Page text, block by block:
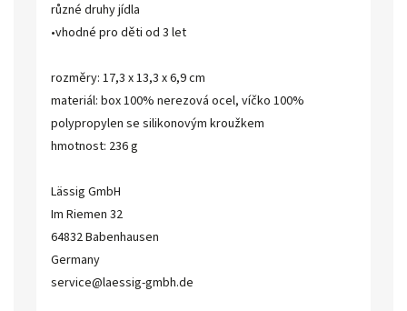
různé druhy jídla
•vhodné pro děti od 3 let
rozměry: 17,3 x 13,3 x 6,9 cm
materiál: box 100% nerezová ocel, víčko 100%
polypropylen se silikonovým kroužkem
hmotnost: 236 g
Lässig GmbH
Im Riemen 32
64832 Babenhausen
Germany
service@laessig-gmbh.de